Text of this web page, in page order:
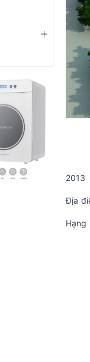
2013
Địa
Hạng